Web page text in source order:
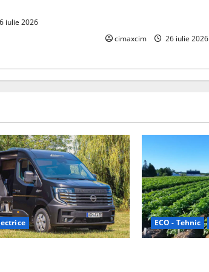
iulie 2026
cimaxcim 26 iulie 2026
ECO - Tehnic